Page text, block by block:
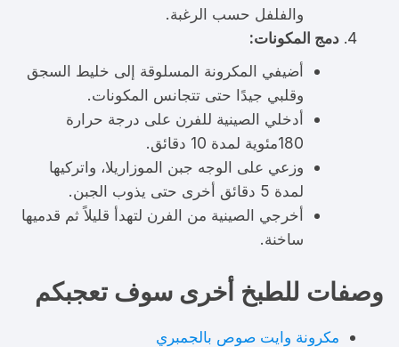
والفلفل حسب الرغبة.
دمج المكونات:
أضيفي المكرونة المسلوقة إلى خليط السجق
وقلبي جيدًا حتى تتجانس المكونات.
أدخلي الصينية للفرن على درجة حرارة
180مئوية لمدة 10 دقائق.
وزعي على الوجه جبن الموزاريلا، واتركيها
لمدة 5 دقائق أخرى حتى يذوب الجبن.
أخرجي الصينية من الفرن لتهدأ قليلاً ثم قدميها
ساخنة.
وصفات للطبخ أخرى سوف تعجبكم
مكرونة وايت صوص بالجمبري